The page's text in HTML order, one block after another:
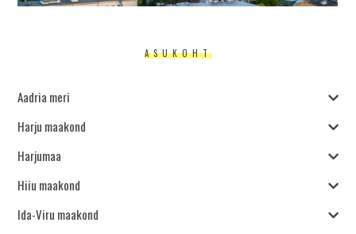
ASUKOHT
Aadria meri
Harju maakond
Harjumaa
Hiiu maakond
Ida-Viru maakond